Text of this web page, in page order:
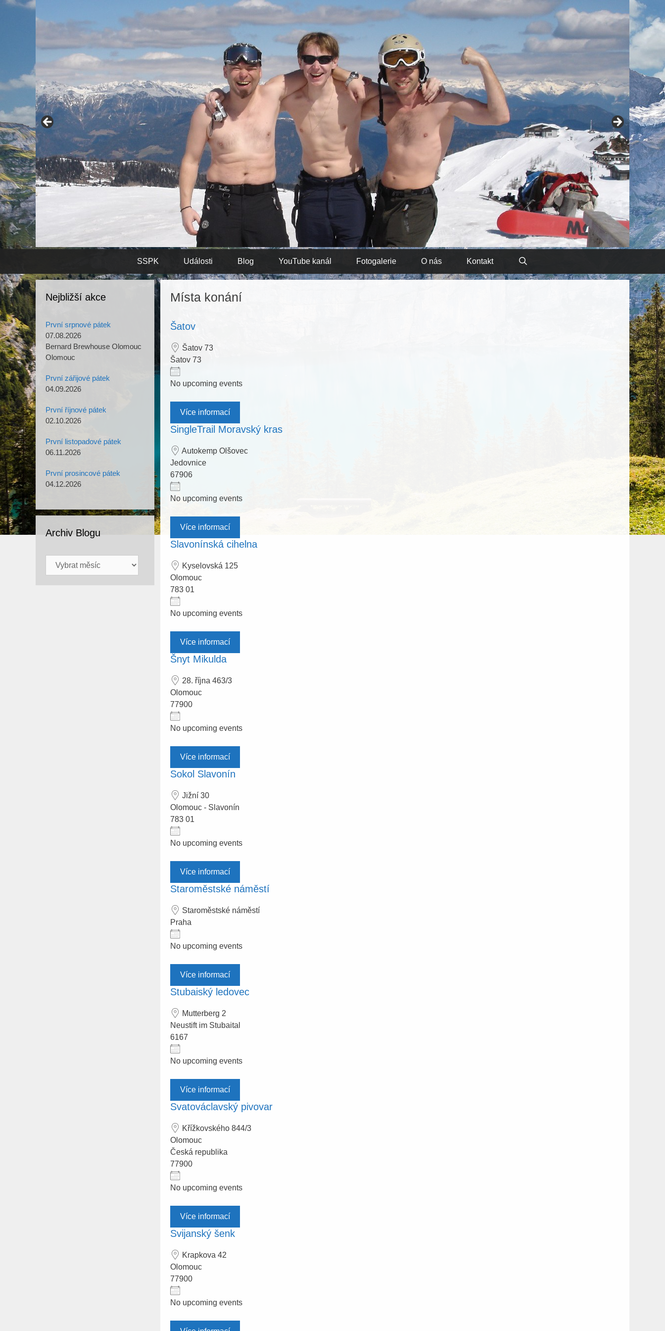
obsah
SSPK Události Blog YouTube kanál Fotogalerie O nás Kontakt
Místa konání
Šatov
Šatov 73
Šatov 73
No upcoming events
Více informací
SingleTrail Moravský kras
Autokemp Olšovec
Jedovnice
67906
No upcoming events
Více informací
Slavonínská cihelna
Kyselovská 125
Olomouc
783 01
No upcoming events
Více informací
Šnyt Mikulda
28. října 463/3
Olomouc
77900
No upcoming events
Více informací
Sokol Slavonín
Jižní 30
Olomouc - Slavonín
783 01
No upcoming events
Více informací
Staroměstské náměstí
Staroměstské náměstí
Praha
No upcoming events
Více informací
Stubaiský ledovec
Mutterberg 2
Neustift im Stubaital
6167
No upcoming events
Více informací
Svatováclavský pivovar
Křížkovského 844/3
Olomouc
Česká republika
77900
No upcoming events
Více informací
Svijanský šenk
Krapkova 42
Olomouc
77900
No upcoming events
Nejbližší akce
První srpnové pátek
07.08.2026
Bernard Brewhouse Olomouc
Olomouc
První zářijové pátek
04.09.2026
První říjnové pátek
02.10.2026
První listopadové pátek
06.11.2026
První prosincové pátek
04.12.2026
Archiv Blogu
Blogu